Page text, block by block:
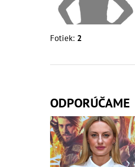
Fotiek: 2
ODPORÚČAME